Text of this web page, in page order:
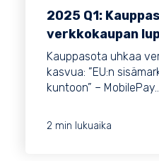
2025 Q1:
verkkokaupan
Kauppasota uhkaa
kasvua: ”EU:n
kuntoon” –
2 min lukuaika